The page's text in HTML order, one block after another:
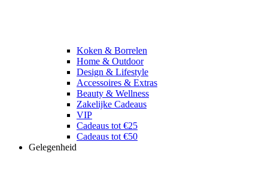
Koken & Borrelen
Home & Outdoor
Design & Lifestyle
Accessoires & Extras
Beauty & Wellness
Zakelijke Cadeaus
VIP
Cadeaus tot €25
Cadeaus tot €50
Gelegenheid